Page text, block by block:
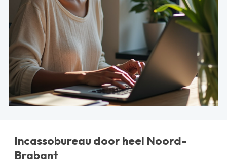
Incassobureau door heel Noord-
Brabant